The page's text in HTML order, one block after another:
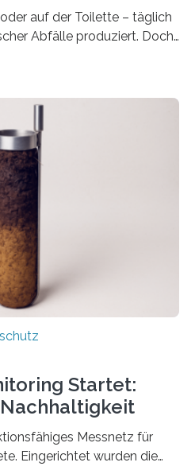
auf der Toilette – täglich
Abfälle produziert. Doch
können, wenn sie in
wichtig ist, zeigt der vom
und der
und am 24. Oktober
„KreisLauf“. Er
Startet:
Messnetz für
Eingerichtet wurden die